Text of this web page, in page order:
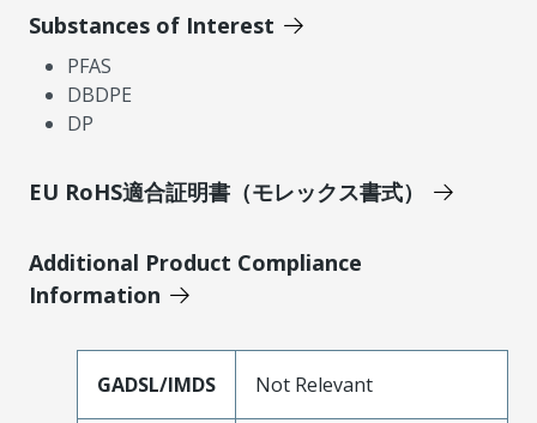
Substances of Interest
PFAS
DBDPE
DP
EU RoHS適合証明書（モレックス書式）
Additional Product Compliance
Information
GADSL/IMDS Not Relevant